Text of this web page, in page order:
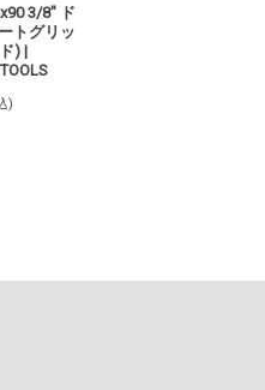
3/8" ド
トグリッ
) |
)